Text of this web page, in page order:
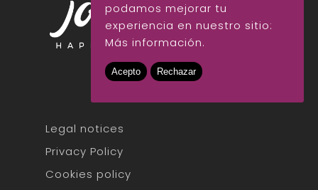
Legal notices
Privacy Policy
Cookies policy
podamos mejorar tu
experiencia en nuestro sitio:
Más información.
Acepto Rechazar